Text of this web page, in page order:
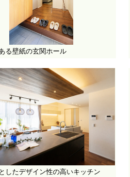
る壁紙の玄関ホール
したデザイン性の高いキッチン